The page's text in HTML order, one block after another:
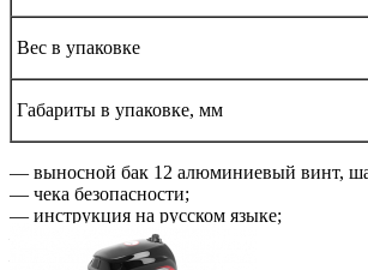
Вес в упаковке
Габариты в упаковке, мм
— выносной бак 12 алюминиевый винт,
— чека безопасности;
— инструкция на русском языке;
— набор инструментов;
— набор ЗИП.